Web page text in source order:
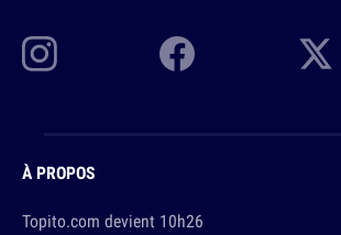
À PROPOS
Topito.com devient 10h26